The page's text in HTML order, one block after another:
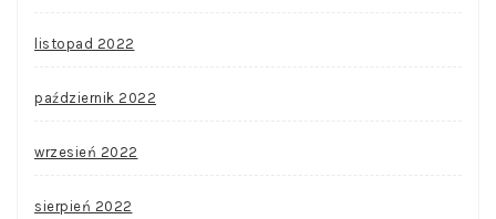
listopad 2022
październik 2022
wrzesień 2022
sierpień 2022